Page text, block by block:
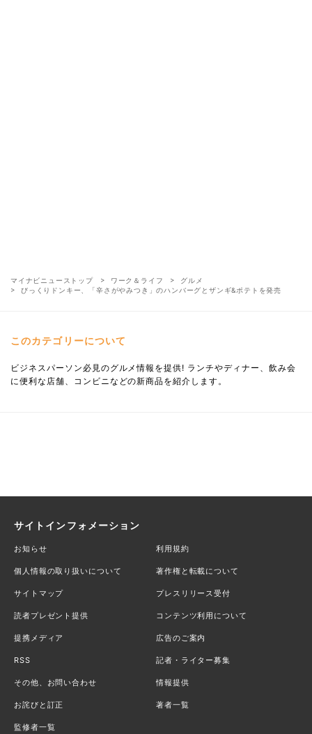
マイナビニューストップ ワーク＆ライフ
グルメ
びっくりドンキー、「辛さがやみつき」のハンバーグとザンギ&ポテトを発売
このカテゴリーについて
ビジネスパーソン必見のグルメ情報を提供! ランチやディナー、飲み会
に便利な店舗、コンビニなどの新商品を紹介します。
サイトインフォメーション
お知らせ 利用規約
個人情報の取り扱いについて 著作権と転載について
サイトマップ プレスリリース受付
読者プレゼント提供 コンテンツ利用について
提携メディア 広告のご案内
RSS 記者・ライター募集
その他、お問い合わせ 情報提供
お詫びと訂正 著者一覧
監修者一覧